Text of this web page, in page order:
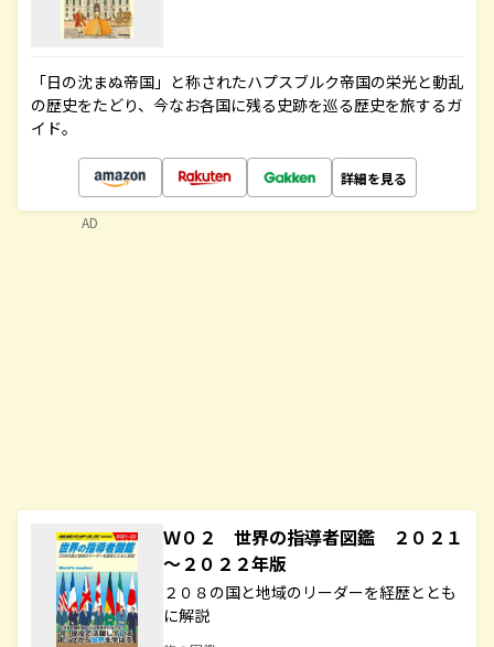
「日の沈まぬ帝国」と称されたハプスブルク帝国の栄光と動乱
の歴史をたどり、今なお各国に残る史跡を巡る歴史を旅するガ
イド。
詳細を見る
Ｗ０２ 世界の指導者図鑑 ２０２１
～２０２２年版
２０８の国と地域のリーダーを経歴ととも
に解説
AD